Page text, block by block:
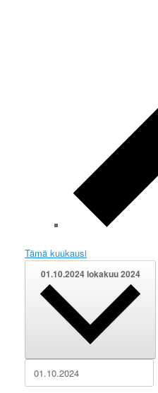
Tämä kuukausi
01.10.2024lokakuu 2024